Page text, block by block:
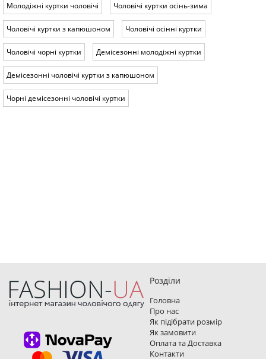
Молодіжні куртки чоловічі Чоловічі куртки осінь-зима
Чоловічі куртки з капюшоном Чоловічі осінні куртки
Чоловічі чорні куртки Демісезонні молодіжні куртки
Демісезонні чоловічі куртки з капюшоном
Чорні демісезонні чоловічі куртки
Розділи
Головна
Про нас
Як підібрати розмір
Як замовити
Оплата та Доставка
Контакти